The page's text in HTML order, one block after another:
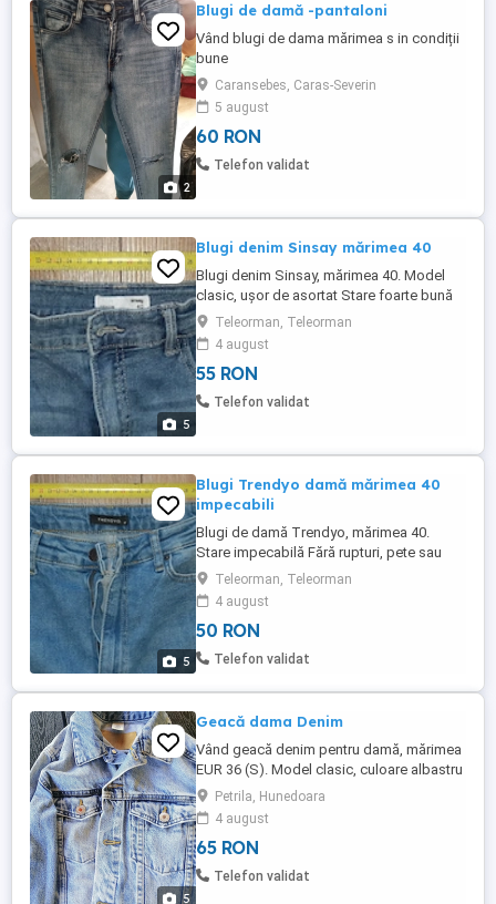
2
Blugi de damă -pantaloni
Vând blugi de dama mărimea s in condiții
bune
Caransebes, Caras-Severin
5 august
60 RON
Telefon validat
5
Blugi denim Sinsay mărimea 40
Blugi denim Sinsay, mărimea 40. Model
clasic, ușor de asortat Stare foarte bună
Mărime: 40 Fără defecte.
Teleorman, Teleorman
4 august
55 RON
Telefon validat
5
Blugi Trendyo damă mărimea 40
impecabili
Blugi de damă Trendyo, mărimea 40.
Stare impecabilă Fără rupturi, pete sau
defecte Model foarte ușor de asortat
Mărime: 40
Teleorman, Teleorman
4 august
50 RON
Telefon validat
5
Geacă dama Denim
Vând geacă denim pentru damă, mărimea
EUR 36 (S). Model clasic, culoare albastru
deschis, ușor prespălată, potrivită pentru
primăvară, vară și toamnă. Stare foarte
bună, fără rupturi sau pete vizibile
Închidere cu nasturi metalici Două
buzunare la piept și două laterale plus
Petrila, Hunedoara
4 august
65 RON
Telefon validat